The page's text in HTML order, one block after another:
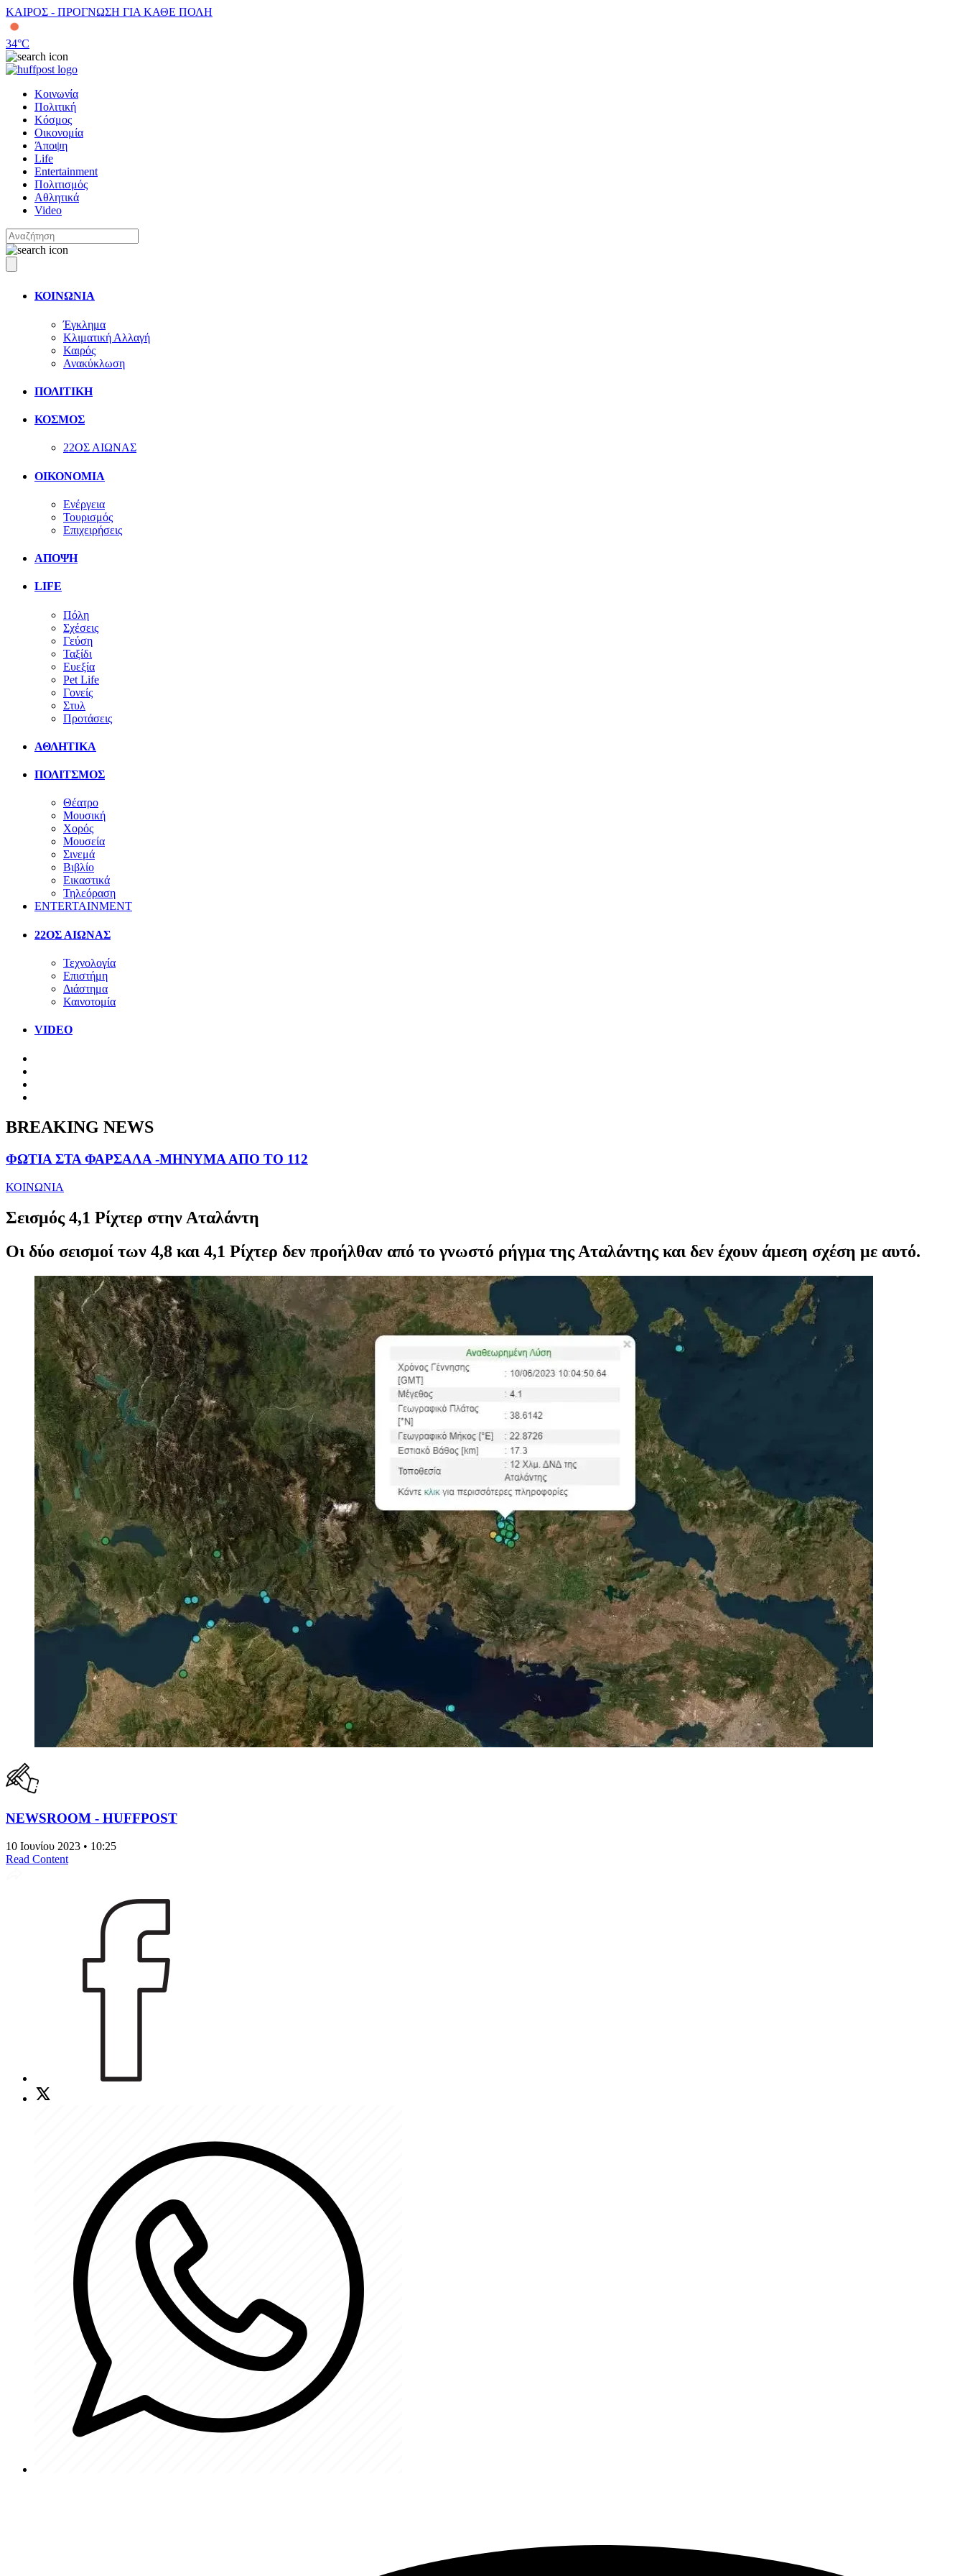
ΚΑΙΡΟΣ - ΠΡΟΓΝΩΣΗ ΓΙΑ ΚΑΘΕ ΠΟΛΗ
34°C
Κοινωνία
Πολιτική
Κόσμος
Οικονομία
Άποψη
Life
Entertainment
Πολιτισμός
Αθλητικά
Video
ΚΟΙΝΩΝΙΑ
Έγκλημα
Κλιματική Αλλαγή
Καιρός
Ανακύκλωση
ΠΟΛΙΤΙΚΗ
ΚΟΣΜΟΣ
22ΟΣ ΑΙΩΝΑΣ
ΟΙΚΟΝΟΜΙΑ
Ενέργεια
Τουρισμός
Επιχειρήσεις
ΑΠΟΨΗ
LIFE
Πόλη
Σχέσεις
Γεύση
Ταξίδι
Ευεξία
Pet Life
Γονείς
Στυλ
Προτάσεις
ΑΘΛΗΤΙΚΑ
ΠΟΛΙΤΣΜΟΣ
Θέατρο
Μουσική
Χορός
Μουσεία
Σινεμά
Βιβλίο
Εικαστικά
Τηλεόραση
ENTERTAINMENT
22ΟΣ ΑΙΩΝΑΣ
Τεχνολογία
Επιστήμη
Διάστημα
Καινοτομία
VIDEO
BREAKING NEWS
ΦΩΤΙΑ ΣΤΑ ΦΑΡΣΑΛΑ -ΜΗΝΥΜΑ ΑΠΟ ΤΟ 112
ΚΟΙΝΩΝΙΑ
Σεισμός 4,1 Ρίχτερ στην Αταλάντη
Οι δύο σεισμοί των 4,8 και 4,1 Ρίχτερ δεν προήλθαν από το γνωστό ρήγμα της Αταλάντης και δεν έχουν άμεση σχέση με αυτό.
NEWSROOM - HUFFPOST
10 Ιουνίου 2023 • 10:25
Read Content